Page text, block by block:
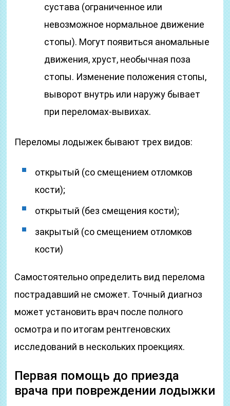
сустава (ограниченное или
невозможное нормальное движение
стопы). Могут появиться аномальные
движения, хруст, необычная поза
стопы. Изменение положения стопы,
выворот внутрь или наружу бывает
при переломах-вывихах.
Переломы лодыжек бывают трех видов:
открытый (со смещением отломков
кости);
открытый (без смещения кости);
закрытый (со смещением отломков
кости)
Самостоятельно определить вид перелома
пострадавший не сможет. Точный диагноз
может установить врач после полного
осмотра и по итогам рентгеновских
исследований в нескольких проекциях.
Первая помощь до приезда
врача при повреждении лодыжки